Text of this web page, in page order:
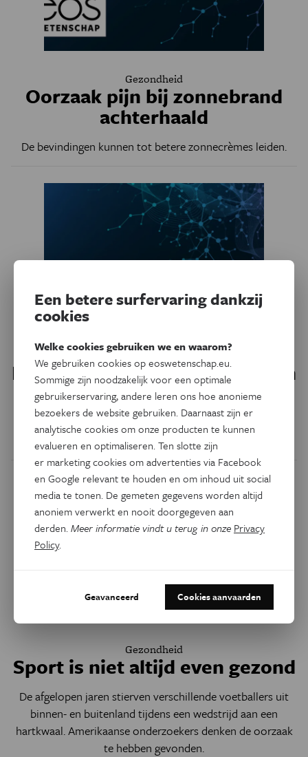
Gezondheid
Oorzaak pijn bij zonnebrand
achterhaald
De bevindingen kunnen tot betere zonnecrèmes leiden.
Gezondheid
Leuvense onderzoekers leggen
kankercellen droog
Nieuwe manier om de verdere vorming van kankercellen
tegen te gaan.
Gezondheid
Sport is niet altijd even gezond
De afgelopen jaren stierven verschillende voetballers uit
binnen- en buitenland tijdens een wedstrijd aan een
hartkwaal. Amerikaanse onderzoekers denken de oorzaak
te hebben gevonden.
Een betere surfervaring dankzij
cookies
Welke cookies gebruiken we en waarom?
We gebruiken cookies op eoswetenschap.eu.
Sommige zijn noodzakelijk voor een optimale
gebruikerservaring, andere leren ons hoe anonieme
bezoekers de website gebruiken. Daarnaast zijn er
analytische cookies om onze producten te kunnen
evalueren en optimaliseren. Ten slotte zijn
er marketing cookies om advertenties via Facebook
en Google relevant te houden en om inhoud uit social
media te tonen. De gemeten gegevens worden altijd
anoniem verwerkt en nooit doorgegeven aan
derden.Meer informatie vindt u terug in onze Privacy
Policy.
Geavanceerd Cookies aanvaarden